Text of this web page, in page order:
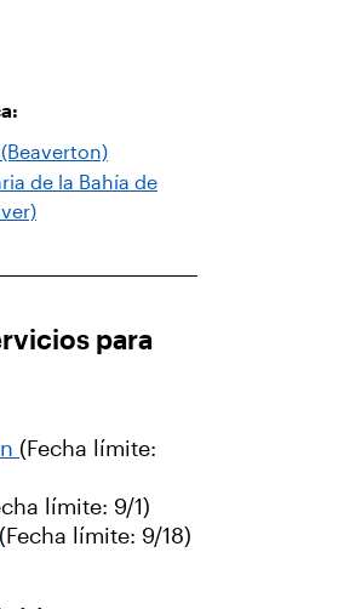
de la Bahía de
para
(Fecha límite:
límite: 9/1)
(Fecha límite: 9/18)